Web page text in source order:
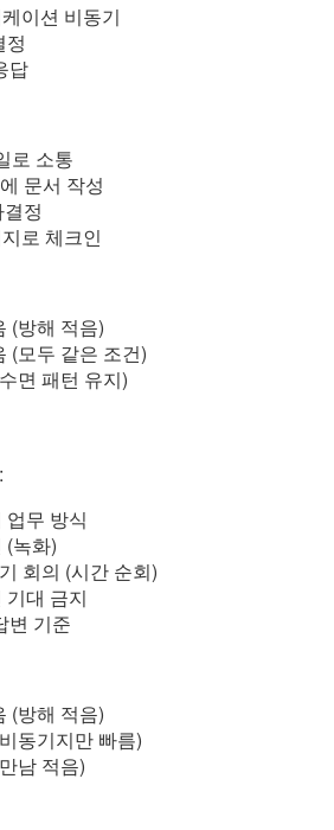
이션 비동기
정
답
로 소통
문서 작성
정
로 체크인
(방해 적음)
(모두 같은 조건)
면 패턴 유지)
업무 방식
(녹화)
회의 (시간 순회)
기대 금지
변 기준
(방해 적음)
동기지만 빠름)
남 적음)